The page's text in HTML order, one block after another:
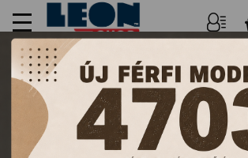
NŐI, FÉRFI
KLUMPÁK
FŐOLDAL TERMÉKEK